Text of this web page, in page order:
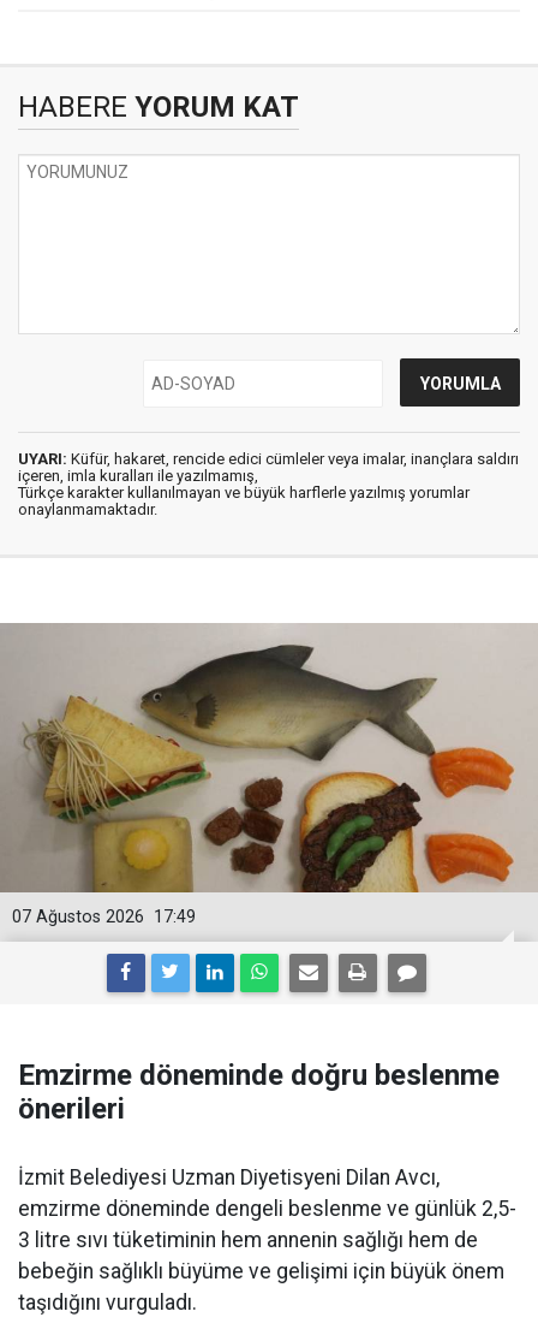
HABERE YORUM KAT
UYARI: Küfür, hakaret, rencide edici cümleler veya imalar, inançlara saldırı
içeren, imla kuralları ile yazılmamış,
Türkçe karakter kullanılmayan ve büyük harflerle yazılmış yorumlar
onaylanmamaktadır.
17:49
07 Ağustos 2026
Emzirme döneminde doğru beslenme
önerileri
İzmit Belediyesi Uzman Diyetisyeni Dilan Avcı,
emzirme döneminde dengeli beslenme ve günlük 2,5-
3 litre sıvı tüketiminin hem annenin sağlığı hem de
bebeğin sağlıklı büyüme ve gelişimi için büyük önem
taşıdığını vurguladı.